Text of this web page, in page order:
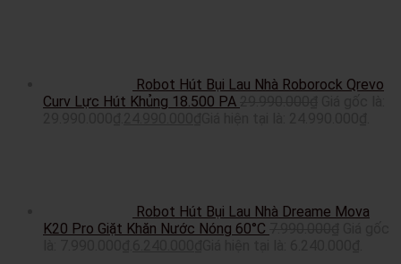
Robot Hút Bụi Lau Nhà Roborock Qrevo
Curv Lực Hút Khủng 18.500 PA
Robot Hút Bụi Lau Nhà Dreame Mova
K20 Pro Giặt Khăn Nước Nóng 60°C